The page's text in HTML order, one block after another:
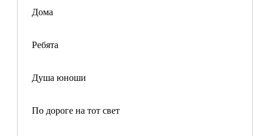
Дома
Ребята
Душа юноши
По дороге на тот свет